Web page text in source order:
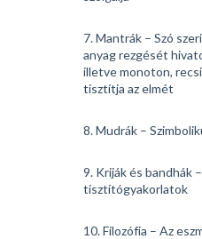
7. Mantrák – Szó
anyag rezgését
illetve monoton,
tisztítja az elmét
8. Mudrák –
9. Kriják és bandhák
tisztítógyakorlatok
10. Filozófia – Az